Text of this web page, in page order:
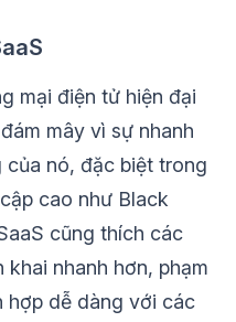
mại điện tử hiện đại
mây vì sự nhanh
của nó, đặc biệt trong
cao như Black
cũng thích các
khai nhanh hơn, phạm
hợp dễ dàng với các